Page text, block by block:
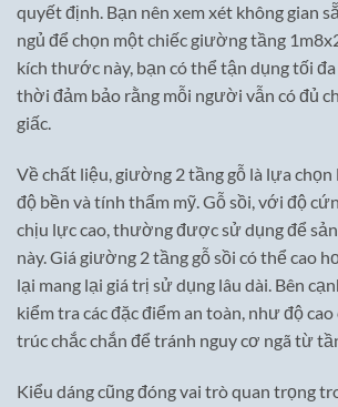
quyết định. Bạn nên xem xét không gian
ngủ để chọn một chiếc giường tầng
kích thước này, bạn có thể tận dụng tối
thời đảm bảo rằng mỗi người vẫn có đủ
giấc.
Về chất liệu, giường 2 tầng gỗ là lựa
độ bền và tính thẩm mỹ. Gỗ sồi, với độ
chịu lực cao, thường được sử dụng để
này. Giá giường 2 tầng gỗ sồi có thể cao
lại mang lại giá trị sử dụng lâu dài. Bên
kiểm tra các đặc điểm an toàn, như độ cao
trúc chắc chắn để tránh nguy cơ ngã từ
Kiểu dáng cũng đóng vai trò quan trọng